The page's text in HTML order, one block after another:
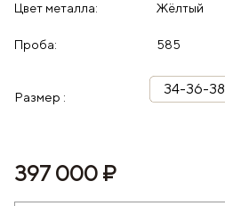
Цвет металла: Жёлтый
Проба: 585
Размер : 34-36-38
397 000 ₽